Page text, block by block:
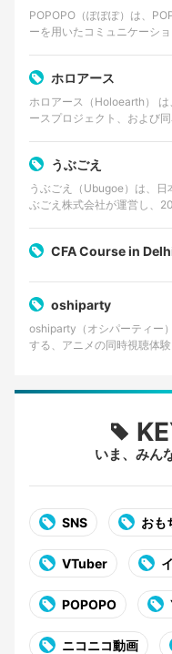
POPOPO（ぽぽぽ）は、
ーを用いたコミュニケーシ
ホロアース
ホロアース（Holoearth）
ースプロジェクト、および
うぶごえ
うぶごえ（Ubugoe）は、日
ぶごえ株式会社が運営し、
CFA Course in
oshiparty
oshiparty（オシパーティー
する、アニメの同時視聴体
いま、みん
SNS おも
VTuber
POPOPO
ニコニコ動画